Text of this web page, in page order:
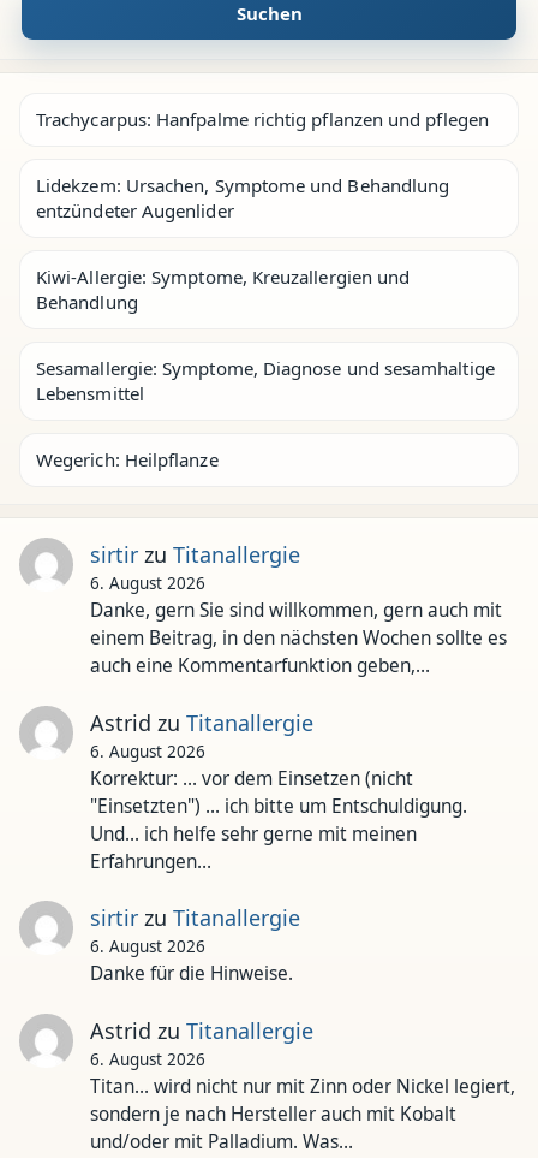
Suchen
Trachycarpus: Hanfpalme richtig pflanzen und pflegen
Lidekzem: Ursachen, Symptome und Behandlung
entzündeter Augenlider
Kiwi-Allergie: Symptome, Kreuzallergien und
Behandlung
Sesamallergie: Symptome, Diagnose und sesamhaltige
Lebensmittel
Wegerich: Heilpflanze
sirtirzu Titanallergie
6. August 2026
Danke, gern Sie sind willkommen, gern auch mit
einem Beitrag, in den nächsten Wochen sollte es
auch eine Kommentarfunktion geben,…
Astrid zu Titanallergie
6. August 2026
Korrektur: ... vor dem Einsetzen (nicht
"Einsetzten") ... ich bitte um Entschuldigung.
Und... ich helfe sehr gerne mit meinen
Erfahrungen…
sirtirzu Titanallergie
6. August 2026
Danke für die Hinweise.
Astrid zu Titanallergie
6. August 2026
Titan... wird nicht nur mit Zinn oder Nickel legiert,
sondern je nach Hersteller auch mit Kobalt
und/oder mit Palladium. Was…